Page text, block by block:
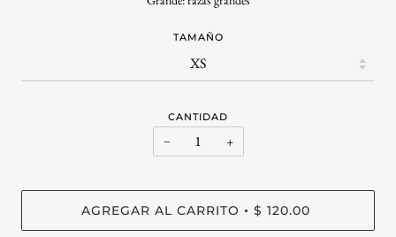
TAMAÑO
CANTIDAD
− +
AGREGAR AL CARRITO • $ 120.00